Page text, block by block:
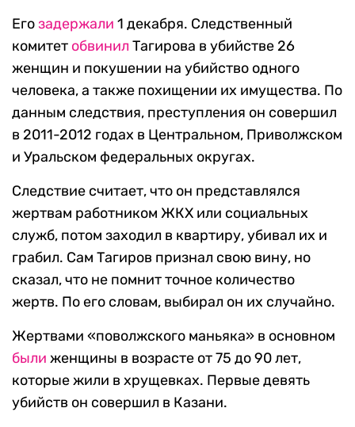
Егозадержали 1 декабря. Следственный
комитет обвинил Тагирова в убийстве 26
женщин и покушении на убийство одного
человека, а также похищении их имущества. По
данным следствия, преступления он совершил
в 2011-2012 годах в Центральном, Приволжском
и Уральском федеральных округах.
Следствие считает, что он представлялся
жертвам работником ЖКХ или социальных
служб, потом заходил в квартиру, убивал их и
грабил. Сам Тагиров признал свою вину, но
сказал, что не помнит точное количество
жертв. По его словам, выбирал он их случайно.
Жертвами «поволжского маньяка» в основном
были женщины в возрасте от 75 до 90 лет,
которые жили в хрущевках. Первые девять
убийств он совершил в Казани.